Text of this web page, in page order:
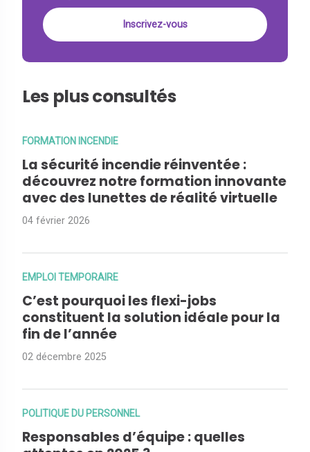
Les plus consultés
FORMATION INCENDIE
La sécurité incendie réinventée :
découvrez notre formation innovante
avec des lunettes de réalité virtuelle
04 février 2026
EMPLOI TEMPORAIRE
C’est pourquoi les flexi-jobs
constituent la solution idéale pour la
fin de l’année
02 décembre 2025
POLITIQUE DU PERSONNEL
Responsables d’équipe : quelles